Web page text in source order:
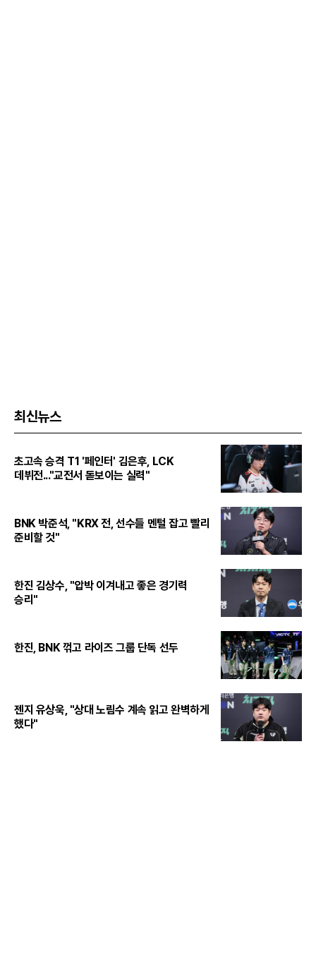
최신뉴스
초고속 승격 T1 '페인터' 김은후, LCK
데뷔전..."교전서 돋보이는 실력"
BNK 박준석, "KRX 전, 선수들 멘털 잡고 빨리
준비할 것"
한진 김상수, "압박 이겨내고 좋은 경기력
승리"
한진, BNK 꺾고 라이즈 그룹 단독 선두
젠지 유상욱, "상대 노림수 계속 읽고 완벽하게
했다"